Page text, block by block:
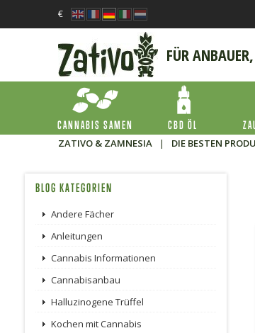
€
FÜR
CANNABIS SAMEN CBD ÖL
ZATIVO & ZAMNESIA
| DIE BESTEN
BLOG KATEGORIEN
Andere Fächer
Anleitungen
Cannabis Informationen
Cannabisanbau
Halluzinogene Trüffel
Kochen mit Cannabis